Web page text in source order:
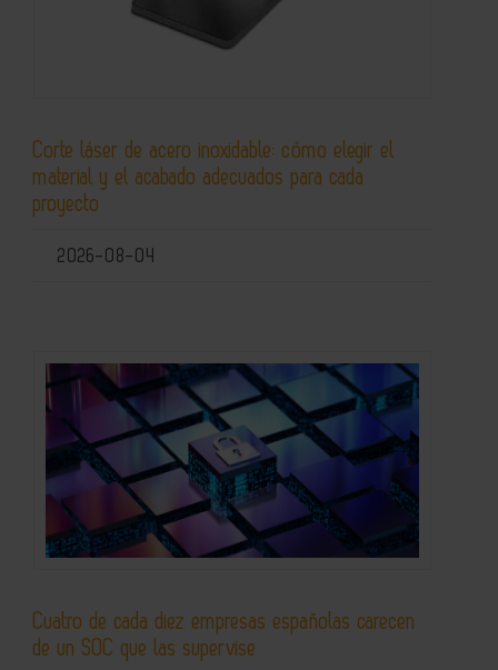
Corte láser de acero inoxidable: cómo elegir el
material y el acabado adecuados para cada
proyecto
2026-08-04
Cuatro de cada diez empresas españolas carecen
de un SOC que las supervise